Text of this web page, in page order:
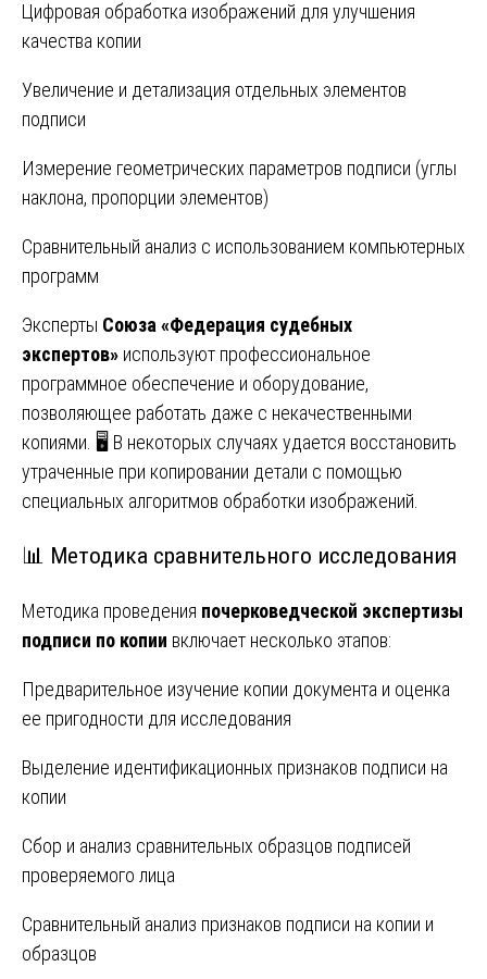
Цифровая обработка изображений для улучшения
качества копии
Увеличение и детализация отдельных элементов
подписи
Измерение геометрических параметров подписи (углы
наклона, пропорции элементов)
Сравнительный анализ с использованием компьютерных
программ
Эксперты Союза «Федерация судебных
экспертов» используют профессиональное
программное обеспечение и оборудование,
позволяющее работать даже с некачественными
копиями. 🖥️ В некоторых случаях удается восстановить
утраченные при копировании детали с помощью
специальных алгоритмов обработки изображений.
📊 Методика сравнительного исследования
Методика проведения почерковедческой экспертизы
подписи по копии включает несколько этапов:
Предварительное изучение копии документа и оценка
ее пригодности для исследования
Выделение идентификационных признаков подписи на
копии
Сбор и анализ сравнительных образцов подписей
проверяемого лица
Сравнительный анализ признаков подписи на копии и
образцов